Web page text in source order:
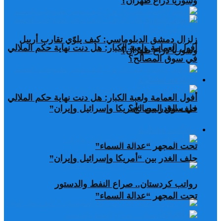
أفول العمامة ولعبة الكبار: هل دنت نهاية حكم الملالي
في سوق المصالح؟
حلف الغدر بين “أمريكا وإسرائيل وإيران”
تحت المجهر “عدالة السماء”
رواتب كردستان.. صراع النفط والدستور
زلزال دمشق الدبلوماسي: كيف يلوّي تقارب أربيل
وسوريا ذراع طهران؟
أفول العمامة ولعبة الكبار: هل دنت نهاية حكم الملالي
في سوق المصالح؟
حلف الغدر بين “أمريكا وإسرائيل وإيران”
تحت المجهر “عدالة السماء”